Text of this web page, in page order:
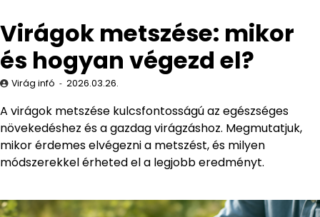
Virágok metszése: mikor
és hogyan végezd el?
Virág infó 2026.03.26.
A virágok metszése kulcsfontosságú az egészséges
növekedéshez és a gazdag virágzáshoz. Megmutatjuk,
mikor érdemes elvégezni a metszést, és milyen
módszerekkel érheted el a legjobb eredményt.